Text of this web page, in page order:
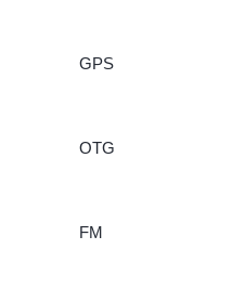
GPS
OTG
FM